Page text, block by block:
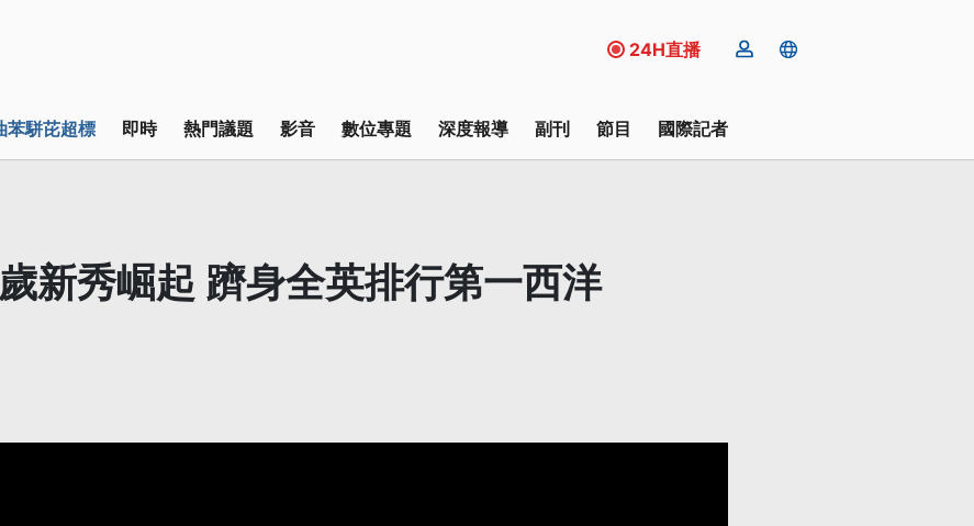
24H直播
苯駢芘超標 即時 熱門議題 影音 數位專題 深度報導 副刊 節目 國際記者
新秀崛起 躋身全英排行第一西洋